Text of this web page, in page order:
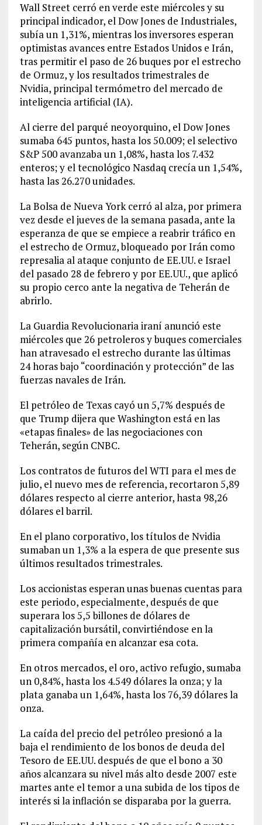
Wall Street cerró en verde este miércoles y su
principal indicador, el Dow Jones de Industriales,
subía un 1,31%, mientras los inversores esperan
optimistas avances entre Estados Unidos e Irán,
tras permitir el paso de 26 buques por el estrecho
de Ormuz, y los resultados trimestrales de
Nvidia, principal termómetro del mercado de
inteligencia artificial (IA).
Al cierre del parqué neoyorquino, el Dow Jones
sumaba 645 puntos, hasta los 50.009; el selectivo
S&P 500 avanzaba un 1,08%, hasta los 7.432
enteros; y el tecnológico Nasdaq crecía un 1,54%,
hasta las 26.270 unidades.
La Bolsa de Nueva York cerró al alza, por primera
vez desde el jueves de la semana pasada, ante la
esperanza de que se empiece a reabrir tráfico en
el estrecho de Ormuz, bloqueado por Irán como
represalia al ataque conjunto de EE.UU. e Israel
del pasado 28 de febrero y por EE.UU., que aplicó
su propio cerco ante la negativa de Teherán de
abrirlo.
La Guardia Revolucionaria iraní anunció este
miércoles que 26 petroleros y buques comerciales
han atravesado el estrecho durante las últimas
24 horas bajo “coordinación y protección” de las
fuerzas navales de Irán.
El petróleo de Texas cayó un 5,7% después de
que Trump dijera que Washington está en las
«etapas finales» de las negociaciones con
Teherán, según CNBC.
Los contratos de futuros del WTI para el mes de
julio, el nuevo mes de referencia, recortaron 5,89
dólares respecto al cierre anterior, hasta 98,26
dólares el barril.
En el plano corporativo, los títulos de Nvidia
sumaban un 1,3% a la espera de que presente sus
últimos resultados trimestrales.
Los accionistas esperan unas buenas cuentas para
este periodo, especialmente, después de que
superara los 5,5 billones de dólares de
capitalización bursátil, convirtiéndose en la
primera compañía en alcanzar esa cota.
En otros mercados, el oro, activo refugio, sumaba
un 0,84%, hasta los 4.549 dólares la onza; y la
plata ganaba un 1,64%, hasta los 76,39 dólares la
onza.
La caída del precio del petróleo presionó a la
baja el rendimiento de los bonos de deuda del
Tesoro de EE.UU. después de que el bono a 30
años alcanzara su nivel más alto desde 2007 este
martes ante el temor a una subida de los tipos de
interés si la inflación se disparaba por la guerra.